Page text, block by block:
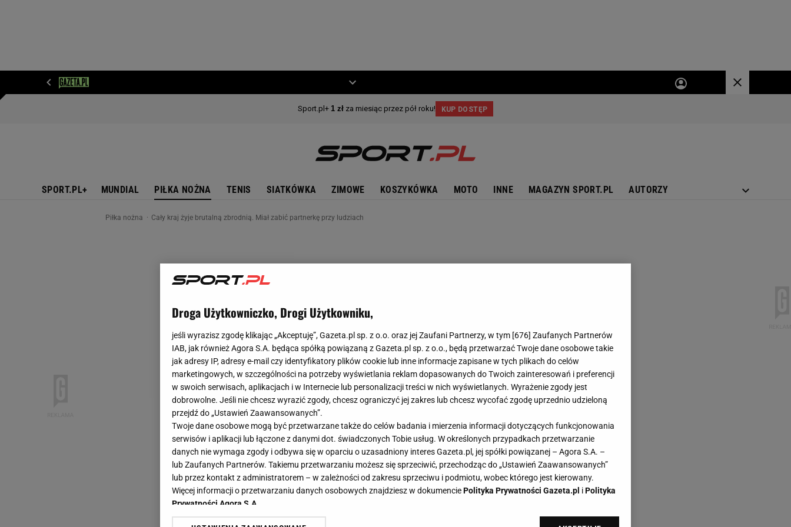
SPORT.PL+ MUNDIAL PIŁKA NOŻNA TENIS SIATKÓWKA ZIMOWE KOSZYKÓWKA MOTO INNE MAGAZYN SPORT.PL AUTORZY
Piłka nożna Cały kraj żyje brutalną zbrodnią. Miał zabić partnerkę przy ludziach
Droga Użytkowniczko, Drogi Użytkowniku,
jeśli wyrazisz zgodę klikając „Akceptuję”, Gazeta.pl sp. z o.o. oraz jej Zaufani Partnerzy, w tym [676] Zaufanych Partnerów
IAB, jak również Agora S.A. będąca spółką powiązaną z Gazeta.pl sp. z o.o., będą przetwarzać Twoje dane osobowe takie
jak adresy IP, adresy e-mail czy identyfikatory plików cookie lub inne informacje zapisane w tych plikach do celów
marketingowych, w szczególności na potrzeby wyświetlania reklam dopasowanych do Twoich zainteresowań i preferencji
w swoich serwisach, aplikacjach i w Internecie lub personalizacji treści w nich wyświetlanych. Wyrażenie zgody jest
dobrowolne. Jeśli nie chcesz wyrazić zgody, chcesz ograniczyć jej zakres lub chcesz wycofać zgodę uprzednio udzieloną
przejdź do „Ustawień Zaawansowanych”.
Twoje dane osobowe mogą być przetwarzane także do celów badania i mierzenia informacji dotyczących funkcjonowania
serwisów i aplikacji lub łączone z danymi dot. świadczonych Tobie usług. W określonych przypadkach przetwarzanie
danych nie wymaga zgody i odbywa się w oparciu o uzasadniony interes Gazeta.pl, jej spółki powiązanej – Agora S.A. –
lub Zaufanych Partnerów. Takiemu przetwarzaniu możesz się sprzeciwić, przechodząc do „Ustawień Zaawansowanych”
lub przez kontakt z administratorem – w zależności od zakresu sprzeciwu i podmiotu, wobec którego jest kierowany.
Więcej informacji o przetwarzaniu danych osobowych znajdziesz w dokumenciePolityka Prywatności Gazeta.pl iPolityka
Prywatności Agora S.A.